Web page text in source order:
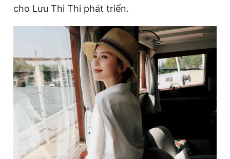
cho Lưu Thi Thi phát triển.